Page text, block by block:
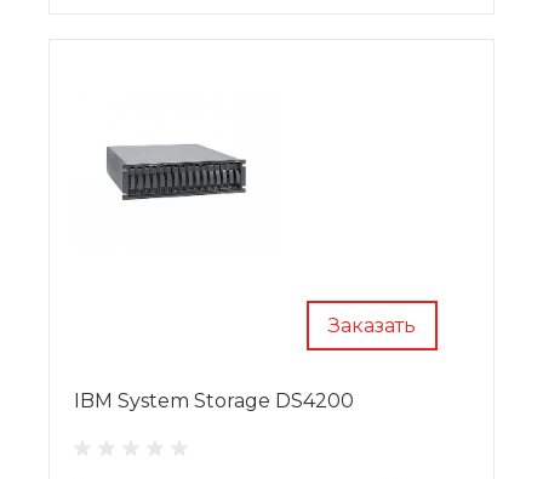
Заказать
IBM System Storage DS4200